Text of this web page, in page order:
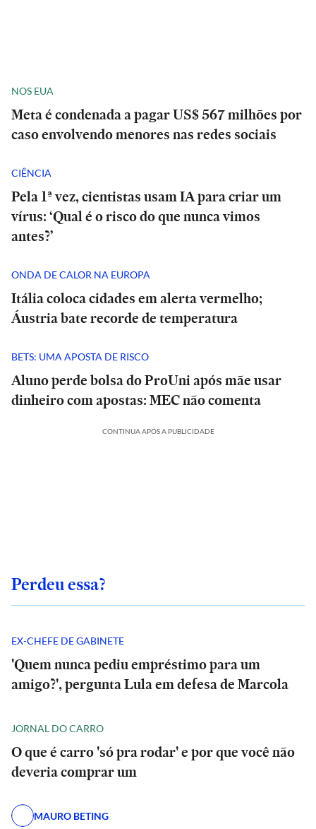
NOS EUA
Meta é condenada a pagar US$ 567 milhões por
caso envolvendo menores nas redes sociais
CIÊNCIA
Pela 1ª vez, cientistas usam IA para criar um
vírus: ‘Qual é o risco do que nunca vimos
antes?’
ONDA DE CALOR NA EUROPA
Itália coloca cidades em alerta vermelho;
Áustria bate recorde de temperatura
BETS: UMA APOSTA DE RISCO
Aluno perde bolsa do ProUni após mãe usar
dinheiro com apostas: MEC não comenta
CONTINUA APÓS A PUBLICIDADE
Perdeu essa?
EX-CHEFE DE GABINETE
'Quem nunca pediu empréstimo para um
amigo?', pergunta Lula em defesa de Marcola
JORNAL DO CARRO
O que é carro 'só pra rodar' e por que você não
deveria comprar um
MAURO BETING